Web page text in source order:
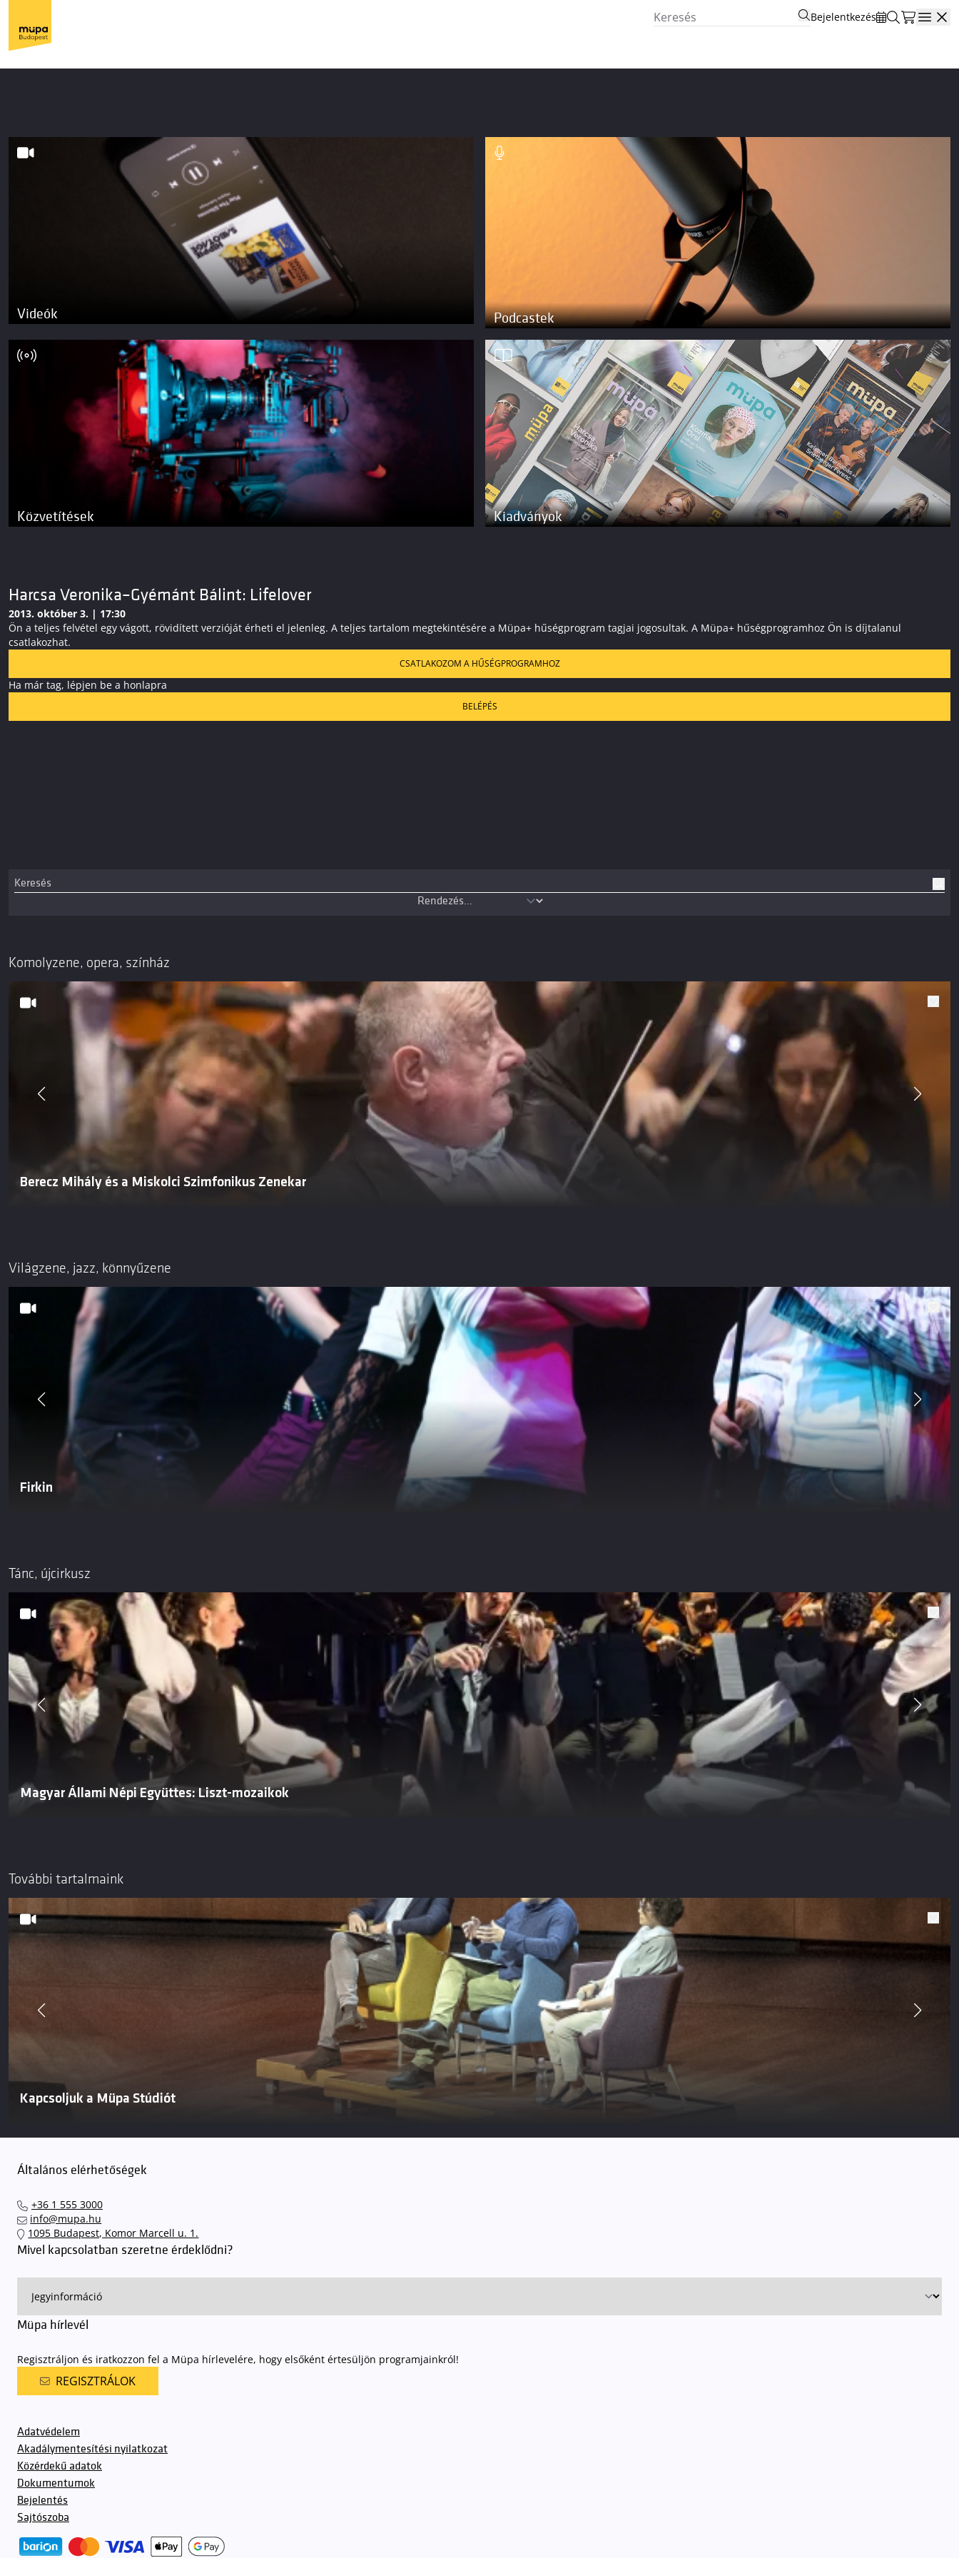
Bejelentkezés
Videók Podcastek
Közvetítések Kiadványok
Harcsa Veronika–Gyémánt Bálint: Lifelover
2013. október 3. | 17:30
Ön a teljes felvétel egy vágott, rövidített verzióját érheti el jelenleg. A teljes tartalom megtekintésére a Müpa+ hűségprogram tagjai jogosultak. A Müpa+ hűségprogramhoz Ön is díjtalanul
csatlakozhat.
CSATLAKOZOM A HŰSÉGPROGRAMHOZ
Ha már tag, lépjen be a honlapra
BELÉPÉS
Komolyzene, opera, színház
Berecz Mihály és a Miskolci Szimfonikus Zenekar
Világzene, jazz, könnyűzene
Firkin
Tánc, újcirkusz
Magyar Állami Népi Együttes: Liszt-mozaikok
További tartalmaink
Kapcsoljuk a Müpa Stúdiót
Általános elérhetőségek
+36 1 555 3000
info@mupa.hu
1095 Budapest, Komor Marcell u. 1.
Mivel kapcsolatban szeretne érdeklődni?
Müpa hírlevél
Regisztráljon és iratkozzon fel a Müpa hírlevelére, hogy elsőként értesüljön programjainkról!
REGISZTRÁLOK
Adatvédelem
Akadálymentesítési nyilatkozat
Közérdekű adatok
Dokumentumok
Bejelentés
Sajtószoba